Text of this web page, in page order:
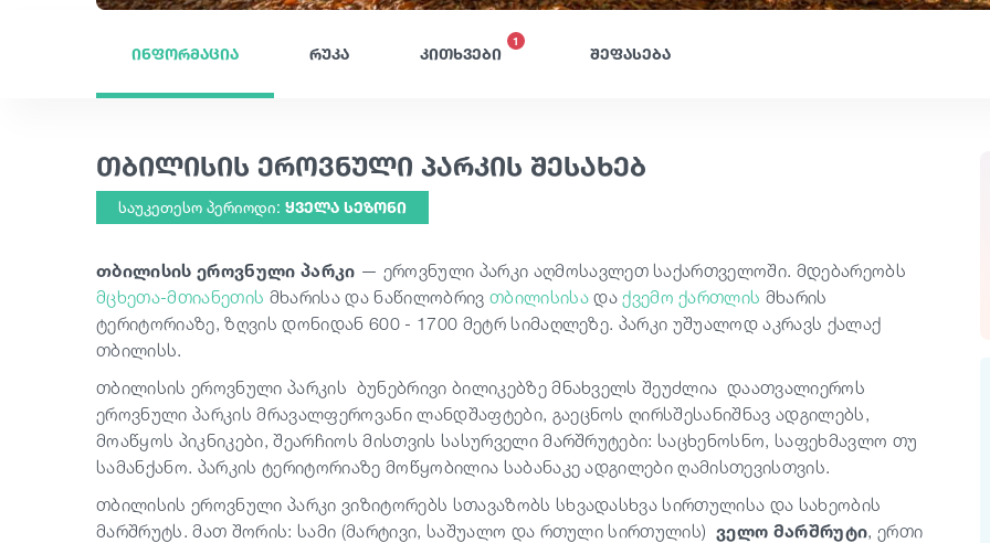
ინფორმაცია რუკა კითხვები
1
შეფასება
თბილისის ეროვნული პარკის შესახებ
საუკეთესო პერიოდი: ᲧᲕᲔᲚᲐ ᲡᲔᲖᲝᲜᲘ
თბილისის ეროვნული პარკი — ეროვნული პარკი აღმოსავლეთ საქართველოში. მდებარეობს
მცხეთა-მთიანეთის მხარისა და ნაწილობრივ თბილისისადაქვემო ქართლის მხარის
ტერიტორიაზე, ზღვის დონიდან 600 - 1700 მეტრ სიმაღლეზე. პარკი უშუალოდ აკრავს ქალაქ
თბილისს.
თბილისის ეროვნული პარკის ბუნებრივი ბილიკებზე მნახველს შეუძლია დაათვალიეროს
ეროვნული პარკის მრავალფეროვანი ლანდშაფტები, გაეცნოს ღირსშესანიშნავ ადგილებს,
მოაწყოს პიკნიკები, შეარჩიოს მისთვის სასურველი მარშრუტები: საცხენოსნო, საფეხმავლო თუ
სამანქანო. პარკის ტერიტორიაზე მოწყობილია საბანაკე ადგილები ღამისთევისთვის.
თბილისის ეროვნული პარკი ვიზიტორებს სთავაზობს სხვადასხვა სირთულისა და სახეობის
მარშრუტს. მათ შორის: სამი (მარტივი, საშუალო და რთული სირთულის)ველო მარშრუტი, ერთი